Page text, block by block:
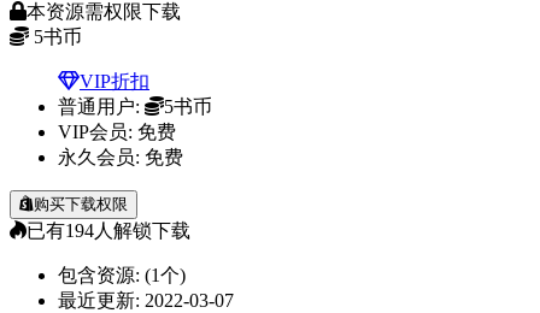
本资源需权限下载
5书币
VIP折扣
普通用户:
5书币
VIP会员: 免费
永久会员: 免费
购买下载权限
已有194人解锁下载
包含资源: (1个)
最近更新: 2022-03-07